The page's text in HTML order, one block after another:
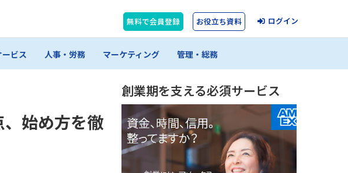
無料で会員登録 お役立ち資料 ログイン
ビス 人事・労務 マーケティング 管理・総務
始め方を徹
創業期を支える必須サービス